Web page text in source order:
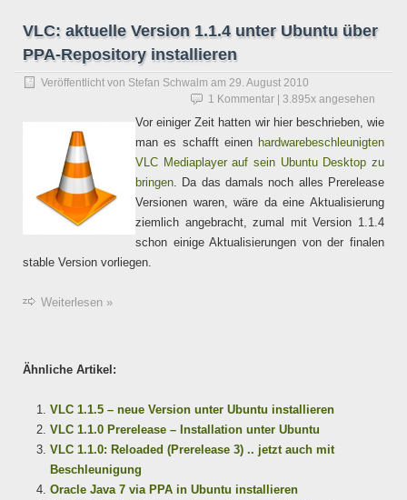
VLC: aktuelle Version 1.1.4 unter Ubuntu über
PPA-Repository installieren
Veröffentlicht von Stefan Schwalm am 29. August 2010
1 Kommentar | 3.895x angesehen
Vor einiger Zeit hatten wir hier beschrieben, wie
man es schafft einen hardwarebeschleunigten
VLC Mediaplayer auf sein Ubuntu Desktop zu
bringen . Da das damals noch alles Prerelease
Versionen waren, wäre da eine Aktualisierung
ziemlich angebracht, zumal mit Version 1.1.4
schon einige Aktualisierungen von der finalen
stable Version vorliegen.
Weiterlesen »
Ähnliche Artikel:
VLC 1.1.5 – neue Version unter Ubuntu installieren
VLC 1.1.0 Prerelease – Installation unter Ubuntu
VLC 1.1.0: Reloaded (Prerelease 3) .. jetzt auch mit
Beschleunigung
Oracle Java 7 via PPA in Ubuntu installieren